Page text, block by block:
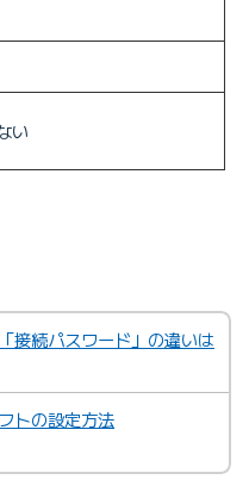
い
接続パスワード」の違いは
トの設定方法